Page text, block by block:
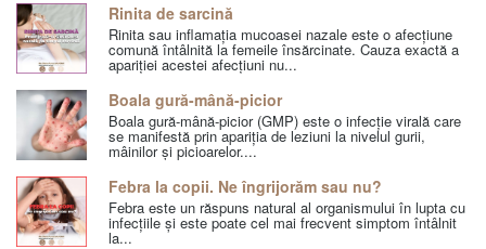
Rinita de sarcină
Rinita sau inflamația mucoasei nazale este o afecțiune
comună întâlnită la femeile însărcinate. Cauza exactă a
apariției acestei afecțiuni nu...
Boala gură-mână-picior
Boala gură-mână-picior (GMP) este o infecție virală care
se manifestă prin apariția de leziuni la nivelul gurii,
mâinilor și picioarelor....
Febra la copii. Ne îngrijorăm sau nu?
Febra este un răspuns natural al organismului în lupta cu
infecțiile și este poate cel mai frecvent simptom întâlnit
la...